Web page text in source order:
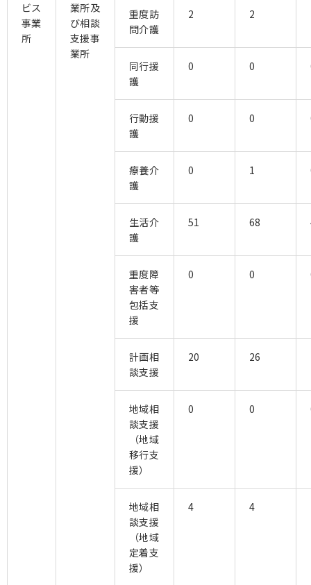
ビス
事業
所
業所及
び相談
支援事
業所
重度訪
問介護
2 2
同行援
護
0 0
行動援
護
0 0
療養介
護
0 1
生活介
護
51 68
重度障
害者等
包括支
援
0 0
計画相
談支援
20 26
地域相
談支援
（地域
移行支
援）
0 0
地域相
談支援
（地域
定着支
援）
4 4